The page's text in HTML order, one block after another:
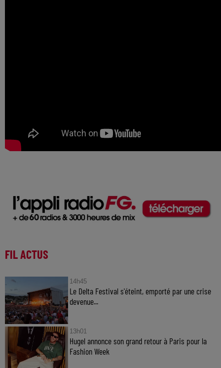
FIL ACTUS
14h45
Le Delta Festival s'éteint, emporté par une crise
devenue...
13h01
Hugel annonce son grand retour à Paris pour la
Fashion Week